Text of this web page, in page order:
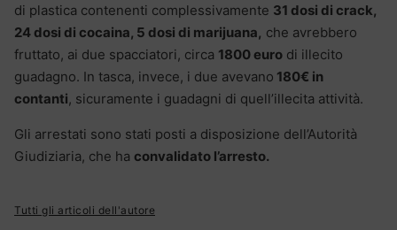
di plastica contenenti complessivamente 31 dosi di crack,
24 dosi di cocaina, 5 dosi di marijuana, che avrebbero
fruttato, ai due spacciatori, circa 1800 euro di illecito
guadagno. In tasca, invece, i due avevano 180€ in
contanti, sicuramente i guadagni di quell’illecita attività.
Gli arrestati sono stati posti a disposizione dell’Autorità
Giudiziaria, che ha convalidato l’arresto.
Tutti gli articoli dell'autore